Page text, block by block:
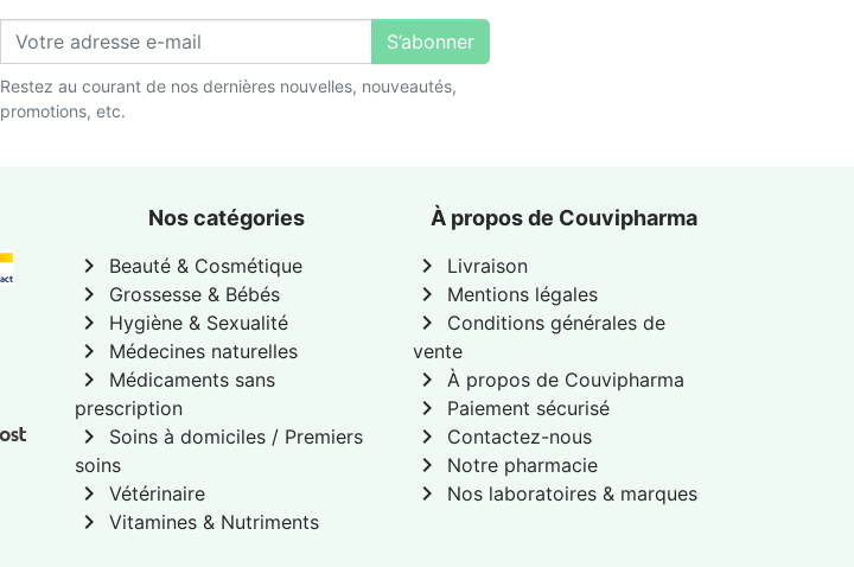
S’abonner
Restez au courant de nos dernières nouvelles, nouveautés,
promotions, etc.
Nos catégories
chevron_right Beauté & Cosmétique
chevron_right Grossesse & Bébés
chevron_right Hygiène & Sexualité
chevron_right Médecines naturelles
chevron_right
Médicaments sans
prescription
chevron_right
Soins à domiciles / Premiers
soins
chevron_right Vétérinaire
chevron_right Vitamines & Nutriments
À propos de Couvipharma
chevron_right Livraison
chevron_right Mentions légales
chevron_right
Conditions générales de
vente
chevron_right À propos de Couvipharma
chevron_right Paiement sécurisé
chevron_right Contactez-nous
chevron_right Notre pharmacie
chevron_right Nos laboratoires & marques